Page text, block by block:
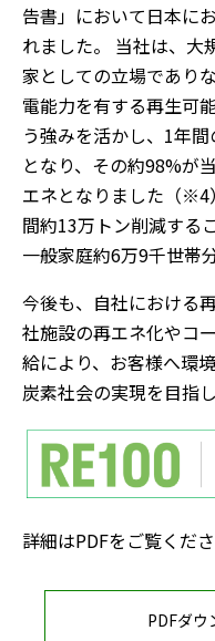
告書」において日本に
れました。 当社は、大
家としての立場であり
電能力を有する再生可
う強みを活かし、1年
となり、その約98%が
エネとなりました（※4
間約13万トン削減する
一般家庭約6万9千世帯
今後も、自社における
社施設の再エネ化やコ
給により、お客様へ環
炭素社会の実現を目指
詳細はPDFをご覧くださ
PDFダウ